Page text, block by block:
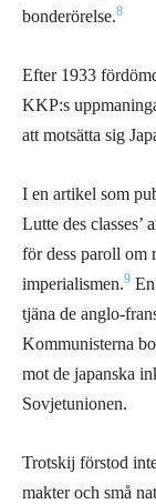
bonderörelse.8
Efter 1933
KKP:s
att motsätta sig
I en artikel som
Lutte des classes’
för dess paroll om
imperialismen.9
tjäna de anglo-
Kommunisterna
mot de japanska
Sovjetunionen.
Trotskij förstod
makter och små